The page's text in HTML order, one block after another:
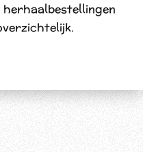
herhaalbestellingen